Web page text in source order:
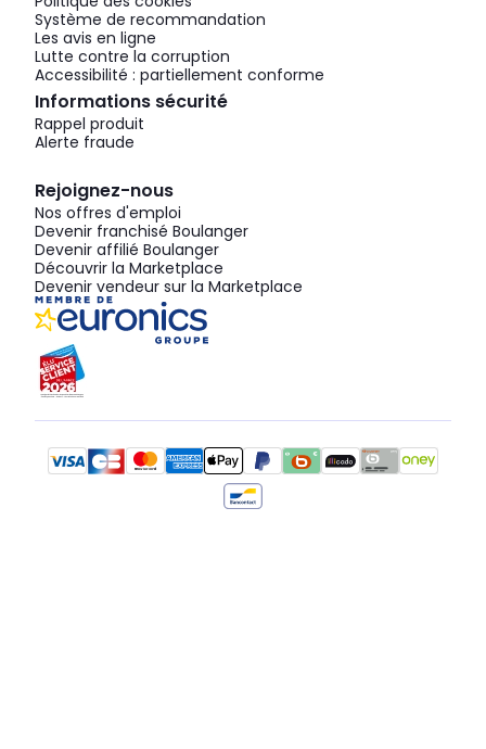
Système de recommandation
Les avis en ligne
Lutte contre la corruption
Accessibilité : partiellement conforme
Informations sécurité
Rappel produit
Alerte fraude
Rejoignez-nous
Nos offres d'emploi
Devenir franchisé Boulanger
Devenir affilié Boulanger
Découvrir la Marketplace
Devenir vendeur sur la Marketplace